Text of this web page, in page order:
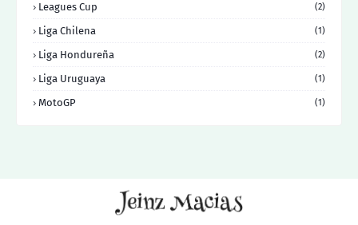
Leagues Cup (2)
Liga Chilena (1)
Liga Hondureña (2)
Liga Uruguaya (1)
MotoGP (1)